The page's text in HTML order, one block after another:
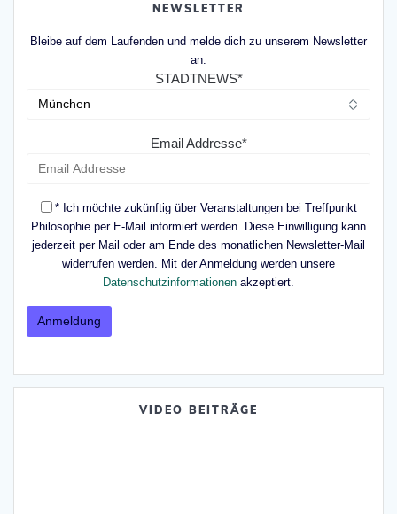
NEWSLETTER
Bleibe auf dem Laufenden und melde dich zu unserem Newsletter
an.
STADTNEWS*
Email Addresse*
* Ich möchte zukünftig über Veranstaltungen bei Treffpunkt
Philosophie per E-Mail informiert werden. Diese Einwilligung kann
jederzeit per Mail oder am Ende des monatlichen Newsletter-Mail
widerrufen werden. Mit der Anmeldung werden unsere
Datenschutzinformationen akzeptiert.
VIDEO BEITRÄGE